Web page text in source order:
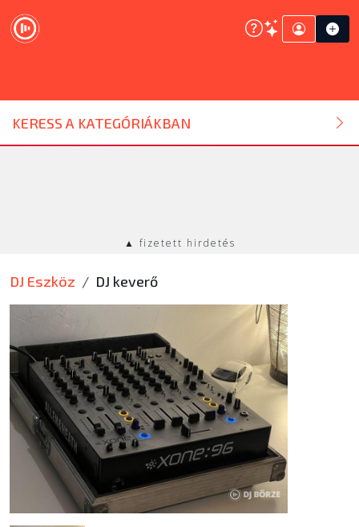
KERESS A KATEGÓRIÁKBAN
DJ ESZKÖZ
HANGTECHNIKA
SZOLGÁLTATÁSOK
ÚJ TERMÉKEK
▲ fizetett hirdetés
DJ Eszköz DJ keverő